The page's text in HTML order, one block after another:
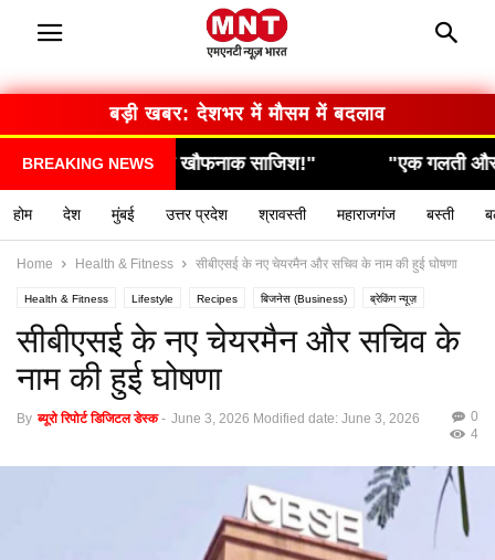
बड़ी खबर: देशभर में मौसम में बदलाव
BREAKING NEWS"एक गलती और सब कुछ खत्म… देखिए कैसे हुआ हादसा!"
होम देश मुंबई उत्तर प्रदेश श्रावस्ती महाराजगंज बस्ती
Home Health & Fitness सीबीएसई के नए चेयरमैन और सचिव के नाम की हुई घोषणा
Health & Fitness Lifestyle Recipes बिजनेस (Business) ब्रेकिंग न्यूज़
मनोरंजन (Entertainment) राशिफल / ज्योतिष स्वास्थ्य (Health)
सीबीएसई के नए चेयरमैन और सचिव के
नाम की हुई घोषणा
By ब्यूरो रिपोर्ट डिजिटल डेस्क - June 3, 2026 Modified date: June 3, 2026
0
4